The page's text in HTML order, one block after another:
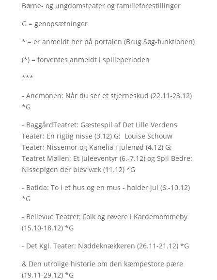
Børne- og ungdomsteater og familieforestillinger
G = genopsætninger
* = er anmeldt her på portalen (Brug Søg-funktionen)
(*) = forventes anmeldt i spilleperioden
***
- Anemonen: Når du ser et stjerneskud (22.11-23.12)
*G
- BaggårdTeatret: Gæstespil af Det Lille Verdens
Teater: En rigtig nisse (3.12) G; Louise Schouw
Teater: Nissemor og Kanelia i julenød (4.12) G;
Teatret Møllen; Et Juleeventyr (6.-7.12) og Spil Bedre:
Nissepigen der blev væk (11.12) *G
- Batida: To i et hus og en mus - holder jul (6.-10.12)
*G
- Bellevue Teatret: Folk og røvere i Kardemommeby
(15.10-18.12) *G
- Det Kgl. Teater: Nøddeknækkeren (26.11-21.12) *G
& Den utrolige historie om den kæmpestore pære
(19.11-29.12) *G